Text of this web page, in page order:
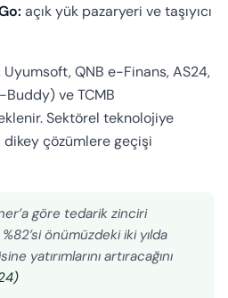
açık yük pazaryeri ve taşıyıcı
QNB e-Finans, AS24,
Buddy) ve TCMB
Sektörel teknolojiye
dikey çözümlere geçişi
göre tedarik zinciri
önümüzdeki iki yılda
yatırımlarını artıracağını